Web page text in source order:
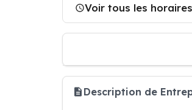
Voir tous les horaires
Description de